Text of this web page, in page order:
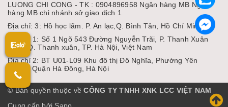
LUONG CHI CONG - TK : 0904896958 Ngân hàng MB Ngân
hàng MB chi nhánh sở giao dịch 1
Địa chỉ: 3: Hồ học lãm. P. An lạc,Q. Bình Tân, Hồ Chí Minh
Địa chỉ 1: Số 1 Ngõ 543 Đường Nguyễn Trãi, P. Thanh Xuân
Nam, Q. Thanh xuân, TP. Hà Nội, Việt Nam
Địa chỉ 2: BT U01-L09 Khu đô thị Đô Nghĩa, Phường Yên
Nghĩa, Quận Hà Đông, Hà Nội
© Bản quyền thuộc vềCÔNG TY TNHH XNK LCC VIỆT NAM